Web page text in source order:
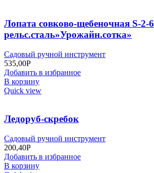
Лопата совково-щебеночная S-2-6
рельс.сталь»Урожайн.сотка»
Садовый ручной инструмент
535,00Р
Добавить в избранное
В корзину
Quick view
Ледоруб-скребок
Садовый ручной инструмент
200,40Р
Добавить в избранное
В корзину